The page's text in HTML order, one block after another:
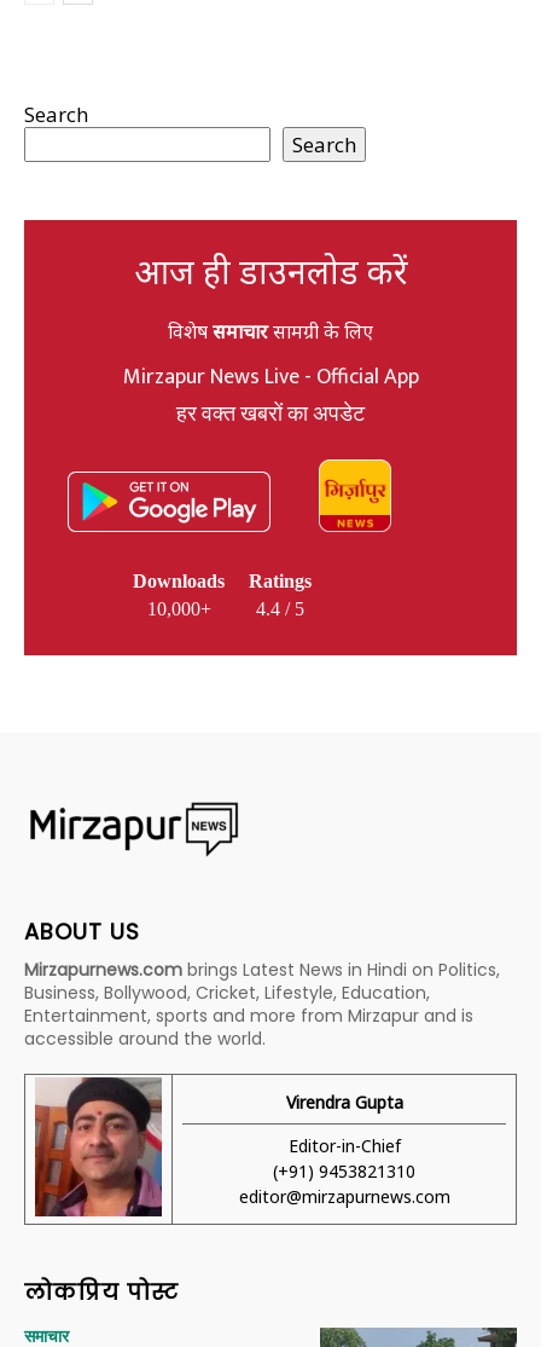
Search
Search
आज ही डाउनलोड करें
विशेषसमाचारसामग्री के लिए
Mirzapur News Live - Official App
हर वक्त खबरों का अपडेट
Downloads
10,000+
Ratings
4.4 / 5
ABOUT US
Mirzapurnews.com brings Latest News in Hindi on Politics,
Business, Bollywood, Cricket, Lifestyle, Education,
Entertainment, sports and more from Mirzapur and is
accessible around the world.
Virendra Gupta
Editor-in-Chief
(+91) 9453821310
editor@mirzapurnews.com
लोकप्रिय पोस्ट
समाचार